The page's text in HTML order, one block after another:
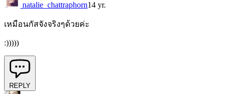
natalie_chattraphorn14 yr.
เหมือนกัสจังจริงๆด้วยค่ะ
:)))))
REPLY